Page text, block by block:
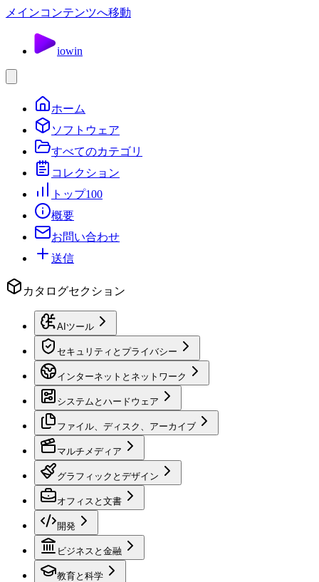
メインコンテンツへ移動
iowin
ホーム
ソフトウェア
すべてのカテゴリ
コレクション
トップ100
概要
お問い合わせ
送信
カタログセクション
AIツール
セキュリティとプライバシー
インターネットとネットワーク
システムとハードウェア
ファイル、ディスク、アーカイブ
マルチメディア
グラフィックとデザイン
オフィスと文書
開発
ビジネスと金融
教育と科学